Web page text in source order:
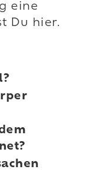
eine
Du hier.